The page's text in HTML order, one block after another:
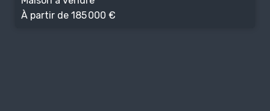
À partir de 185 000 €